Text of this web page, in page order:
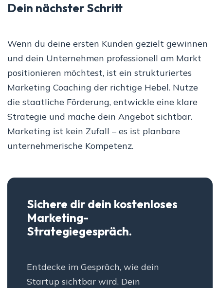
Dein nächster Schritt
Wenn du deine ersten Kunden gezielt gewinnen
und dein Unternehmen professionell am Markt
positionieren möchtest, ist ein strukturiertes
Marketing Coaching der richtige Hebel. Nutze
die staatliche Förderung, entwickle eine klare
Strategie und mache dein Angebot sichtbar.
Marketing ist kein Zufall – es ist planbare
unternehmerische Kompetenz.
Sichere dir dein kostenloses
Marketing-
Strategiegespräch.
Entdecke im Gespräch, wie dein
Startup sichtbar wird. Dein